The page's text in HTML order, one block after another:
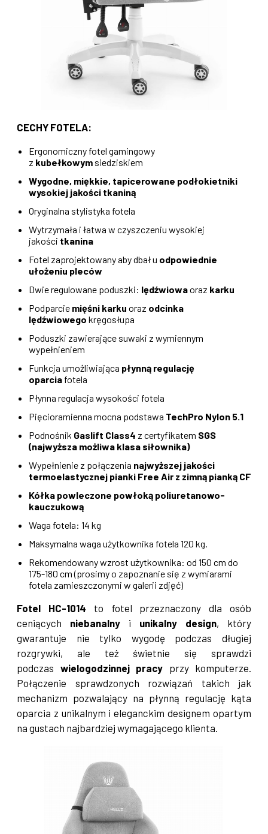
CECHY FOTELA:
Ergonomiczny fotel gamingowy
z kubełkowym siedziskiem
Wygodne, miękkie, tapicerowane podłokietniki
wysokiej jakości tkaniną
Oryginalna stylistyka fotela
Wytrzymała i łatwa w czyszczeniu wysokiej
jakości tkanina
Fotel zaprojektowany aby dbał u odpowiednie
ułożeniu pleców
Dwie regulowane poduszki: lędźwiowaoraz karku
Podparcie mięśni karku oraz odcinka
lędźwiowego kręgosłupa
Poduszki zawierające suwaki z wymiennym
wypełnieniem
Funkcja umożliwiająca płynną regulację
oparcia fotela
Płynna regulacja wysokości fotela
Pięcioramienna mocna podstawa TechPro Nylon 5.1
Podnośnik Gaslift Class4 z certyfikatem SGS
(najwyższa możliwa klasa siłownika)
Wypełnienie z połączenia najwyższej jakości
termoelastycznej pianki Free Air z zimną pianką CF
Kółka powleczone powłoką poliuretanowo-
kauczukową
Waga fotela: 14 kg
Maksymalna waga użytkownika fotela 120 kg.
Rekomendowany wzrost użytkownika: od 150 cm do
175-180 cm (prosimy o zapoznanie się z wymiarami
fotela zamieszczonymi w galerii zdjęć)
Fotel HC-1014 to fotel przeznaczony dla osób
ceniących niebanalny i unikalny design, który
gwarantuje nie tylko wygodę podczas długiej
rozgrywki, ale też świetnie się sprawdzi
podczas wielogodzinnej pracy przy komputerze.
Połączenie sprawdzonych rozwiązań takich jak
mechanizm pozwalający na płynną regulację kąta
oparcia z unikalnym i eleganckim designem opartym
na gustach najbardziej wymagającego klienta.